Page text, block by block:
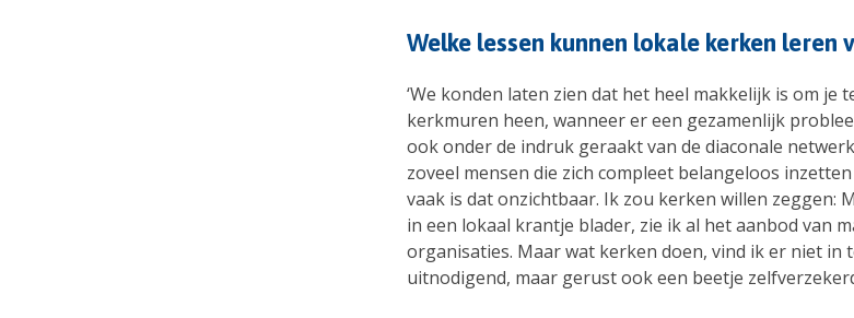
Welke lessen kunnen lokale kerken leren
‘We konden laten zien dat het heel makkelijk is om je
kerkmuren heen, wanneer er een gezamenlijk
ook onder de indruk geraakt van de diaconale
zoveel mensen die zich compleet belangeloos
vaak is dat onzichtbaar. Ik zou kerken willen zeggen:
in een lokaal krantje blader, zie ik al het aanbod van
organisaties. Maar wat kerken doen, vind ik er niet in
uitnodigend, maar gerust ook een beetje